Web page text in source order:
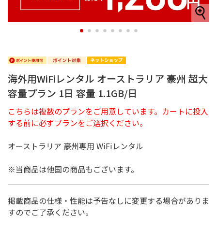
1 2 3 4 5 6 7 8
海外用WiFiレンタル オーストラリア 豪州 超大
容量プラン 1日 容量 1.1GB/日
こちらは複数のプランをご用意しています。カートに投入
する前に必ずプランをご選択ください。
オーストラリア 豪州専用 WiFiレンタル
※当商品は他国の商品もございます。
掲載商品の仕様・性能は予告なしに変更する場合がありま
すのでご了承ください。